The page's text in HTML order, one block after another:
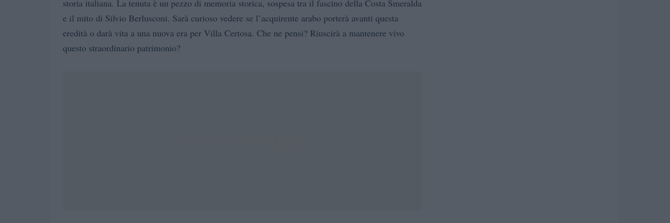
storia italiana. La tenuta è un pezzo di memoria storica, sospesa tra il fascino della Costa Smeralda
e il mito di Silvio Berlusconi. Sarà curioso vedere se l’acquirente arabo porterà avanti questa
eredità o darà vita a una nuova era per Villa Certosa. Che ne pensi? Riuscirà a mantenere vivo
questo straordinario patrimonio?